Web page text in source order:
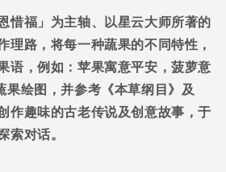
惜福」为主轴、以星云大师所著的
理路，将每一种蔬果的不同特性，
语，例如：苹果寓意平安，菠萝意
果绘图，并参考《本草纲目》及
作趣味的古老传说及创意故事，于
索对话。